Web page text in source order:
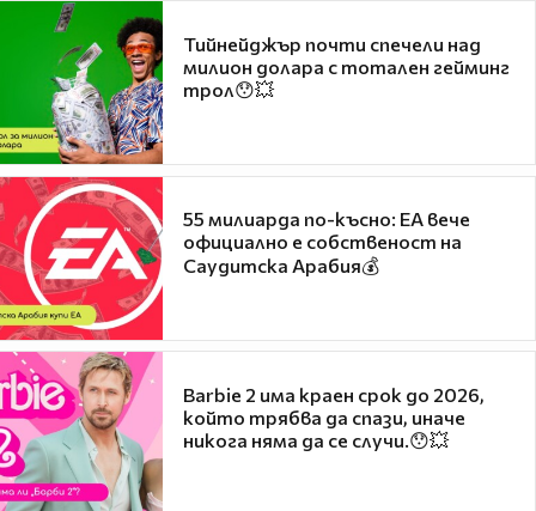
Тийнейджър почти спечели над
милион долара с тотален гейминг
трол😯💥
55 милиарда по-късно: EA вече
официално е собственост на
Саудитска Арабия💰
Barbie 2 има краен срок до 2026,
който трябва да спази, иначе
никога няма да се случи.😯💥